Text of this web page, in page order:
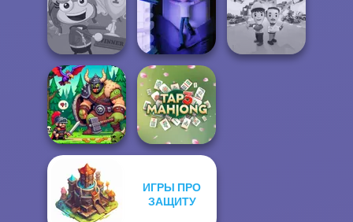
Noob Miner:
Escape From
Prison
Mahjong At
Home -
Scandinavian...
Mystic Object
Hunt
Poptropica Cursed Dreams
Dragon Hunter
ИГРЫ ПРО
ЗАЩИТУ